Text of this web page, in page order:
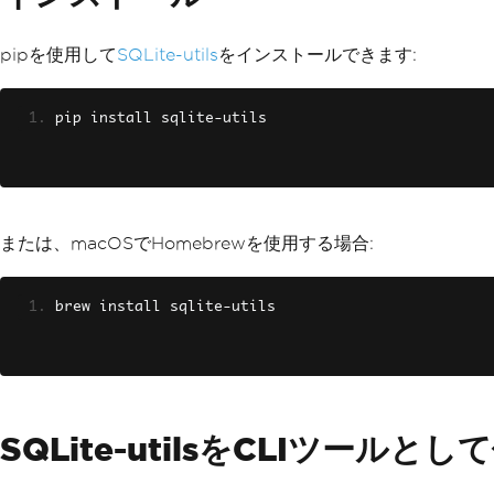
pipを使用してSQLite-utilsをインストールできます:
pip install sqlite-utils
または、macOSでHomebrewを使用する場合:
brew install sqlite-utils
SQLite-utilsをCLIツールとし